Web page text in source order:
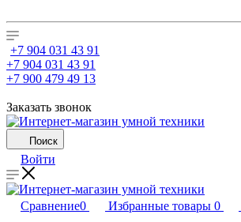
+7 904 031 43 91
+7 904 031 43 91
+7 900 479 49 13
Заказать звонок
Поиск
Войти
Сравнение0 Избранные товары 0